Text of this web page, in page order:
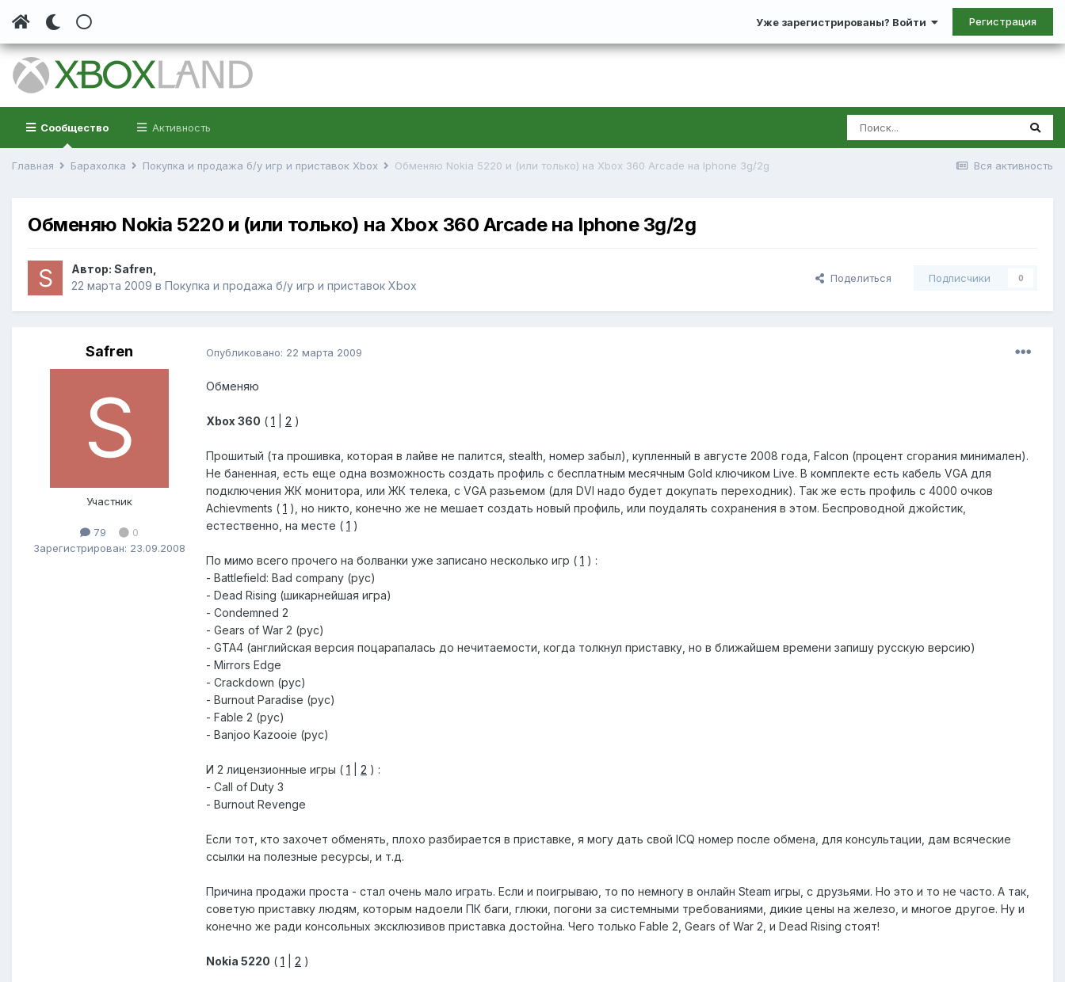
Уже зарегистрированы? Войти Регистрация
Сообщество Активность
Вся активность
Главная Барахолка Покупка и продажа б/у игр и приставок Xbox Обменяю Nokia 5220 и (или только) на Xbox 360 Arcade на Iphone 3g/2g
Обменяю Nokia 5220 и (или только) на Xbox 360 Arcade на Iphone 3g/2g
Автор: Safren
22 марта 2009 в Покупка и продажа б/у игр и приставок Xbox
Поделиться Подписчики 0
Safren
Участник
79
0
Зарегистрирован: 23.09.2008
Опубликовано: 22 марта 2009
Обменяю
Xbox 360 ( 1 2 )
Прошитый (та прошивка, которая в лайве не палится, stealth, номер забыл), купленный в августе 2008 года, Falcon (процент сгорания минимален).
Не баненная, есть еще одна возможность создать профиль с бесплатным месячным Gold ключиком Live. В комплекте есть кабель VGA для
подключения ЖК монитора, или ЖК телека, с VGA разьемом (для DVI надо будет докупать переходник). Так же есть профиль с 4000 очков
Achievments ( 1 ), но никто, конечно же не мешает создать новый профиль, или поудалять сохранения в этом. Беспроводной джойстик,
естественно, на месте ( 1 )
По мимо всего прочего на болванки уже записано несколько игр ( 1 ) :
- Battlefield: Bad company (рус)
- Dead Rising (шикарнейшая игра)
- Condemned 2
- Gears of War 2 (рус)
- GTA4 (английская версия поцарапалась до нечитаемости, когда толкнул приставку, но в ближайшем времени запишу русскую версию)
- Mirrors Edge
- Crackdown (рус)
- Burnout Paradise (рус)
- Fable 2 (рус)
- Banjoo Kazooie (рус)
И 2 лицензионные игры ( 1 2 ) :
- Call of Duty 3
- Burnout Revenge
Если тот, кто захочет обменять, плохо разбирается в приставке, я могу дать свой ICQ номер после обмена, для консультации, дам всяческие
ссылки на полезные ресурсы, и т.д.
Причина продажи проста - стал очень мало играть. Если и поигрываю, то по немногу в онлайн Steam игры, с друзьями. Но это и то не часто. А так,
советую приставку людям, которым надоели ПК баги, глюки, погони за системными требованиями, дикие цены на железо, и многое другое. Ну и
конечно же ради консольных эксклюзивов приставка достойна. Чего только Fable 2, Gears of War 2, и Dead Rising стоят!
Nokia 5220 ( 1 2 )